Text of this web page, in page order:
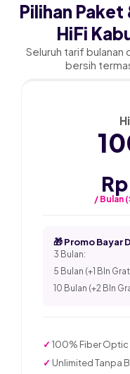
Pilihan
HiFi
Seluruh tarif bulanan
bersih
/ Bulan
🎁 Promo Bayar
3 Bulan:
5 Bulan (+1 Bln
10 Bulan (+2 Bln
✓ 100% Fiber Optic
✓ Unlimited Tanpa